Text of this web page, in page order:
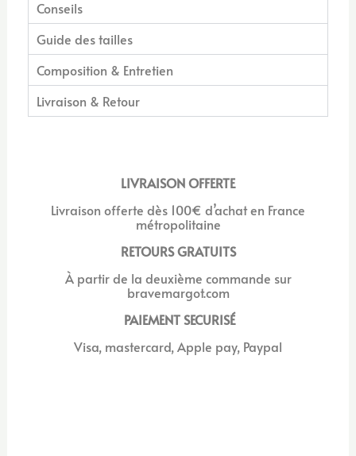
Conseils
Guide des tailles
Composition & Entretien
Livraison & Retour
LIVRAISON OFFERTE
Livraison offerte dès 100€ d’achat en France
métropolitaine
RETOURS GRATUITS
À partir de la deuxième commande sur
bravemargot.com
PAIEMENT SECURISÉ
Visa, mastercard, Apple pay, Paypal